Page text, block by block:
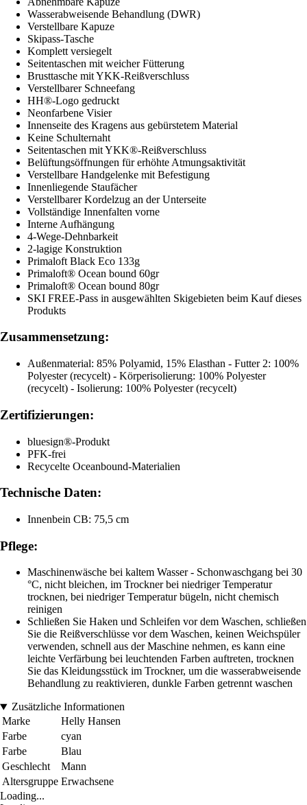
Wasserabweisende Behandlung (DWR)
Verstellbare Kapuze
Skipass-Tasche
Komplett versiegelt
Seitentaschen mit weicher Fütterung
Brusttasche mit YKK-Reißverschluss
Verstellbarer Schneefang
HH®-Logo gedruckt
Neonfarbene Visier
Innenseite des Kragens aus gebürstetem Material
Keine Schulternaht
Seitentaschen mit YKK®-Reißverschluss
Belüftungsöffnungen für erhöhte Atmungsaktivität
Verstellbare Handgelenke mit Befestigung
Innenliegende Staufächer
Verstellbarer Kordelzug an der Unterseite
Vollständige Innenfalten vorne
Interne Aufhängung
4-Wege-Dehnbarkeit
2-lagige Konstruktion
Primaloft Black Eco 133g
Primaloft® Ocean bound 60gr
Primaloft® Ocean bound 80gr
SKI FREE-Pass in ausgewählten Skigebieten beim Kauf dieses
Produkts
Zusammensetzung:
Außenmaterial: 85% Polyamid, 15% Elasthan - Futter 2: 100%
Polyester (recycelt) - Körperisolierung: 100% Polyester
(recycelt) - Isolierung: 100% Polyester (recycelt)
Zertifizierungen:
bluesign®-Produkt
PFK-frei
Recycelte Oceanbound-Materialien
Technische Daten:
Innenbein CB: 75,5 cm
Pflege:
Maschinenwäsche bei kaltem Wasser - Schonwaschgang bei 30
°C, nicht bleichen, im Trockner bei niedriger Temperatur
trocknen, bei niedriger Temperatur bügeln, nicht chemisch
reinigen
Schließen Sie Haken und Schleifen vor dem Waschen, schließen
Sie die Reißverschlüsse vor dem Waschen, keinen Weichspüler
verwenden, schnell aus der Maschine nehmen, es kann eine
leichte Verfärbung bei leuchtenden Farben auftreten, trocknen
Sie das Kleidungsstück im Trockner, um die wasserabweisende
Behandlung zu reaktivieren, dunkle Farben getrennt waschen
Zusätzliche Informationen
Marke
Helly Hansen
Farbe
cyan
Farbe
Blau
Geschlecht
Mann
Altersgruppe Erwachsene
Loading...